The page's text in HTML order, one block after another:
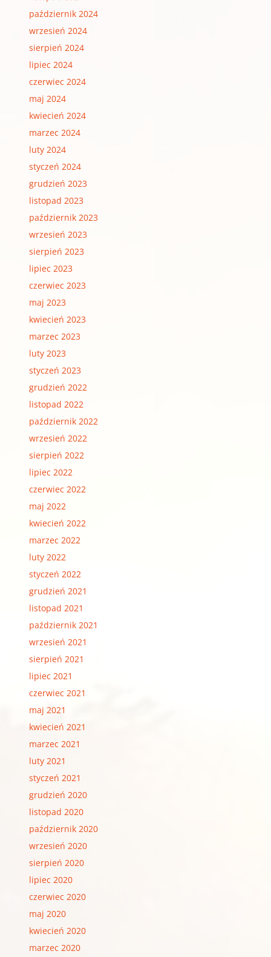
październik 2024
wrzesień 2024
sierpień 2024
lipiec 2024
czerwiec 2024
maj 2024
kwiecień 2024
marzec 2024
luty 2024
styczeń 2024
grudzień 2023
listopad 2023
październik 2023
wrzesień 2023
sierpień 2023
lipiec 2023
czerwiec 2023
maj 2023
kwiecień 2023
marzec 2023
luty 2023
styczeń 2023
grudzień 2022
listopad 2022
październik 2022
wrzesień 2022
sierpień 2022
lipiec 2022
czerwiec 2022
maj 2022
kwiecień 2022
marzec 2022
luty 2022
styczeń 2022
grudzień 2021
listopad 2021
październik 2021
wrzesień 2021
sierpień 2021
lipiec 2021
czerwiec 2021
maj 2021
kwiecień 2021
marzec 2021
luty 2021
styczeń 2021
grudzień 2020
listopad 2020
październik 2020
wrzesień 2020
sierpień 2020
lipiec 2020
czerwiec 2020
maj 2020
kwiecień 2020
marzec 2020